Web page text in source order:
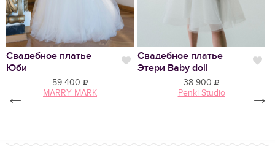
Свадебное платье
Юби
Нравится
59 400
MARRY MARK
Свадебное платье
Этери Baby doll
38 900
Penki Studio
← →